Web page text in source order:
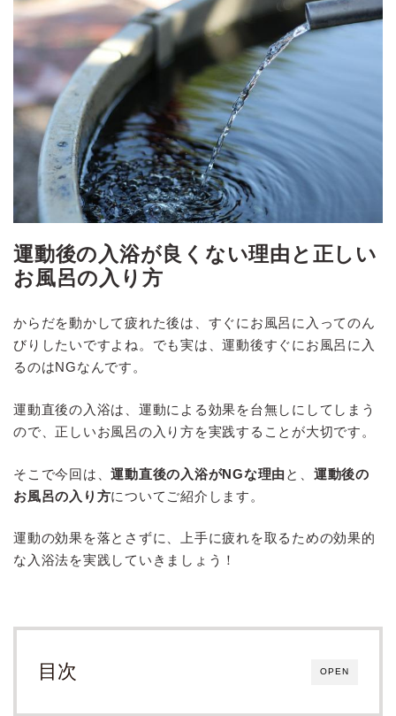
運動後の入浴が良くない理由と正しい
お風呂の入り方
からだを動かして疲れた後は、すぐにお風呂に入ってのん
びりしたいですよね。でも実は、運動後すぐにお風呂に入
るのはNGなんです。
運動直後の入浴は、運動による効果を台無しにしてしまう
ので、正しいお風呂の入り方を実践することが大切です。
そこで今回は、運動直後の入浴がNGな理由 と、 運動後の
お風呂の入り方についてご紹介します。
運動の効果を落とさずに、上手に疲れを取るための効果的
な入浴法を実践していきましょう！
OPEN
目次